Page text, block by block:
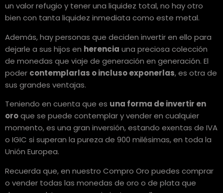
un valor refugio y tener una liquidez total, no hay otro
bien con tanta liquidez inmediata como este metal.
Además, hay personas que deciden invertir en ello para
dejarle a sus hijos en herencia una preciosa colección
de monedas que viaje de generación en generación. El
poder contemplarlas o incluso exponerlas, es otra de
sus grandes ventajas.
Teniendo en cuenta que es una forma de invertir en
oroque se puede contemplar y vender en cualquier
momento, es una gran inversión, estando exentas de IVA
o IGIC si superan la pureza de 900 milésimas, en toda la
Unión Europea.
Recuerda que, en nuestro Compro Oro puedes comprar
o vender todas las monedas de oro o de plata que